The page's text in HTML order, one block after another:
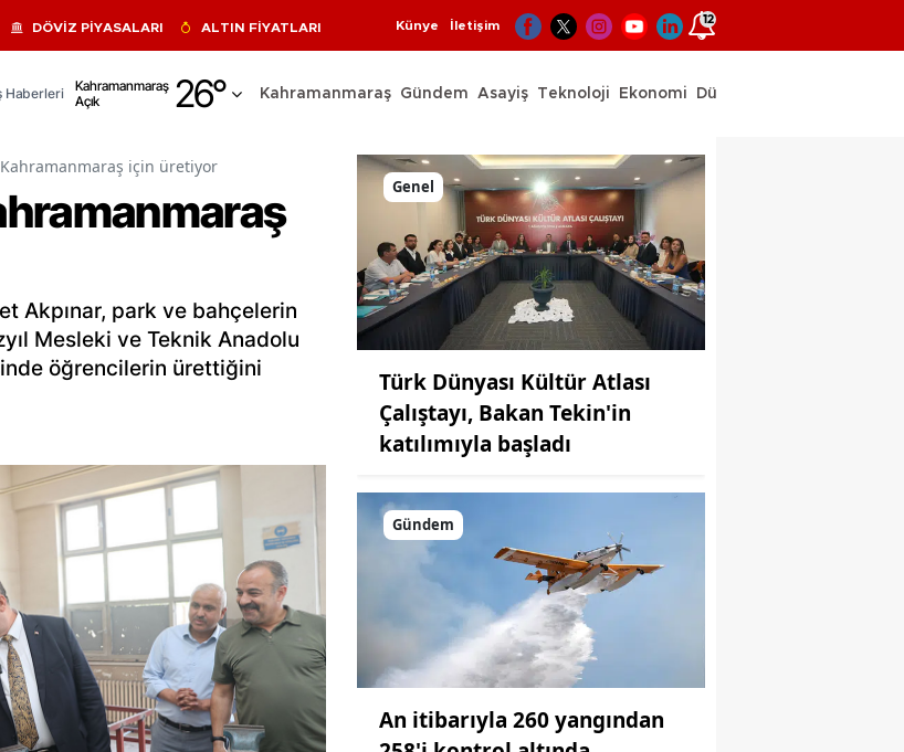
DÖVİZ PİYASALARI ALTIN FİYATLARI Künye İletişim 12
Haberleri
Kahramanmaraş
Açık
26°
Adıyaman
Afyonkarahisar
Ağrı
Antalya
Artvin
Balıkesir
Bilecik
Bingöl
Bitlis
Bolu
Burdur
Bursa
Kahramanmaraş Gündem Asayiş Teknoloji Ekonomi Dünya
için üretiyor
Akpınar, park ve bahçelerin
Mesleki ve Teknik Anadolu
öğrencilerin ürettiğini
Genel
Türk Dünyası Kültür Atlası
Çalıştayı, Bakan Tekin'in
katılımıyla başladı
Gündem
An itibarıyla 260 yangından